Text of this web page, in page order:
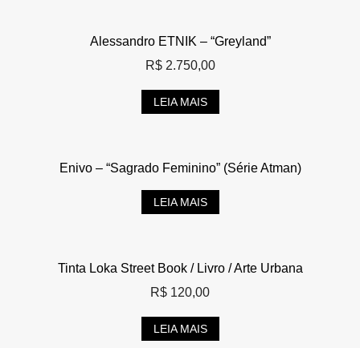
Alessandro ETNIK – “Greyland”
R$2.750,00
LEIA MAIS
Enivo – “Sagrado Feminino” (Série Atman)
LEIA MAIS
Tinta Loka Street Book / Livro / Arte Urbana
R$ 120,00
LEIA MAIS